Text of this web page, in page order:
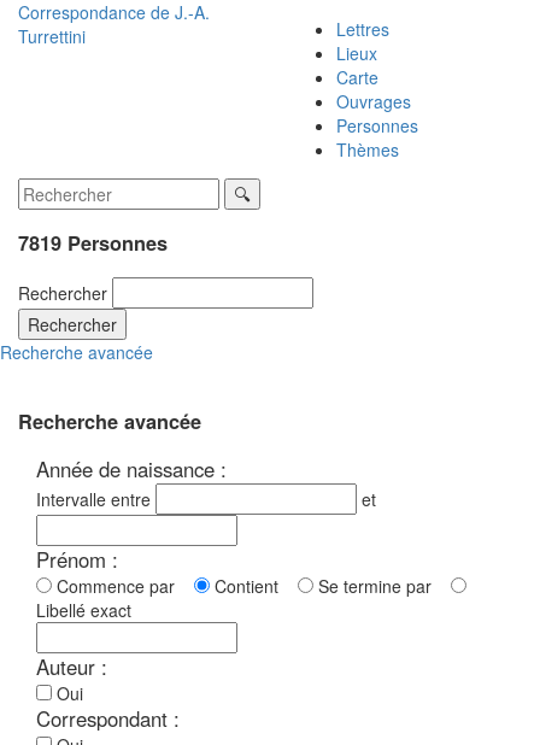
Correspondance de J.-A.
Turrettini
Lettres
Lieux
Carte
Ouvrages
Personnes
Thèmes
7819 Personnes
Rechercher
Rechercher
Recherche avancée
Recherche avancée
Année de naissance :
Intervalle entre et
Prénom :
Commence par Contient
Se termine par
Libellé exact
Auteur :
Oui
Correspondant :